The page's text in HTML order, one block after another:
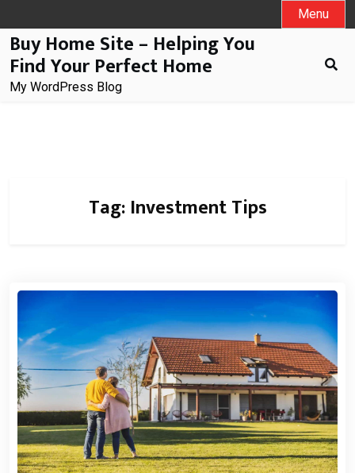
to
content
Menu
Buy Home Site – Helping You
Find Your Perfect Home
My WordPress Blog
Tag: Investment Tips